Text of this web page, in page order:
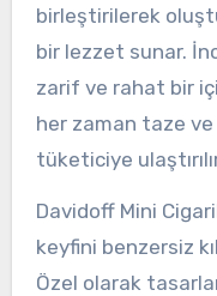
birleştirilerek
bir lezzet sunar.
zarif ve rahat bir
her zaman taze
tüketiciye
Davidoff Mini
keyfini benzersiz
Özel olarak